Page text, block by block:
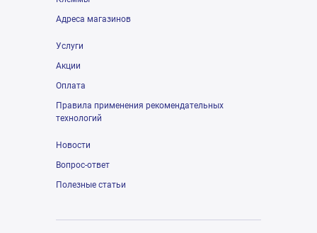
Адреса магазинов
Услуги
Акции
Оплата
Правила применения рекомендательных
технологий
Новости
Вопрос-ответ
Полезные статьи